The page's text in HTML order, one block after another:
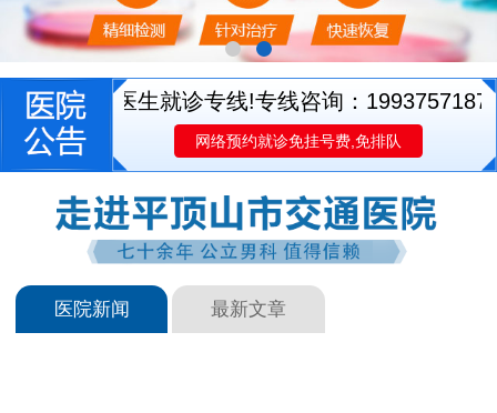
特别开通医生就诊专线!专线咨询：19937571873
网络预约就诊免挂号费,免排队
医院新闻 最新文章